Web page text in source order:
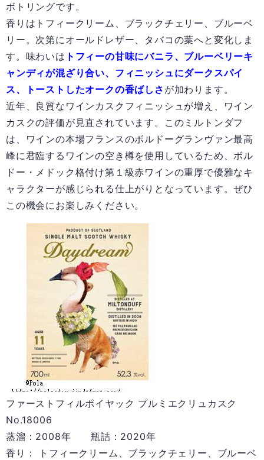
ボトリングです。
香りはトフィークリーム、ブラックチェリー、ブルーベ
リー。次第にオールドレザー、タバコの葉へと変化しま
す。味わいは トフィーの甘味にバニラ、ブルーベリーキ
ャンディが混ざり合い、フィニッシュにダークスパイ
ス、トーストしたオークの香ばしさ が加わります。
近年、良質なワインカスクフィニッシュが増え、ワイン
カスクの評価が見直されています。このミルトンダフ
は、ワインの本場フランスのボルドーグランヴァン最高
峰に君臨するワインの空き樽を使用しているため、ボル
ドー・メドック格付け第１級赤ワインの重厚で優雅なキ
ャラクターが感じられる仕上がりとなっています。ぜひ
この機会にお楽しみください。
ファーストフィルポイヤック プルミエクリュカスク
No.18006
蒸溜：2008年 瓶詰：2020年
香り： トフィークリーム、ブラックチェリー、ブルーベ